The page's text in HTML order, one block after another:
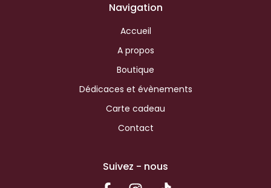
Navigation
Accueil
A propos
Boutique
Dédicaces et évènements
Carte cadeau
Contact
Suivez - nous